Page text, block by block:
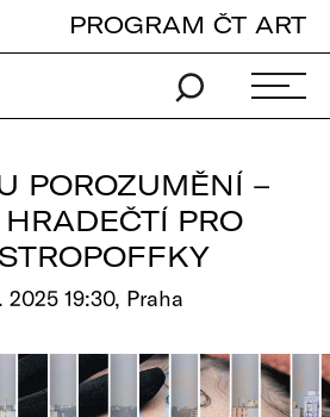
PROGRAM ČT ART
POROZUMĚNÍ –
PRO
2025 19:30, Praha